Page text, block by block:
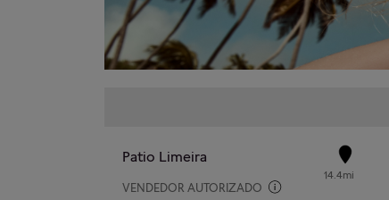
Patio Limeira
VENDEDOR AUTORIZADO
14.4mi